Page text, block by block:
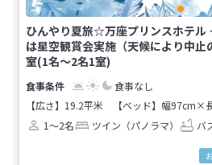
ひんやり夏旅☆万座プリンスホテ
は星空観賞会実施（天候により中
室(1名～2名1室)
食事なし
【広さ】19.2平米
【ベッド】幅97cm×
1～2名
ツイン（パノラマ） バ